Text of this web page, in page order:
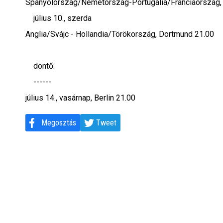
Spanyolország/Németország-Portugália/Franciaország,
július 10., szerda
Anglia/Svájc - Hollandia/Törökország, Dortmund 21.00
döntő:
------
július 14., vasárnap, Berlin 21.00
Megosztás Tweet